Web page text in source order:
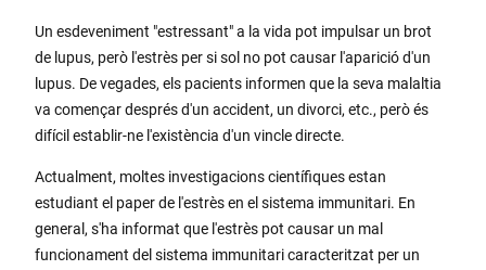
Un esdeveniment "estressant" a la vida pot impulsar un brot
de lupus, però l'estrès per si sol no pot causar l'aparició d'un
lupus. De vegades, els pacients informen que la seva malaltia
va començar després d'un accident, un divorci, etc., però és
difícil establir-ne l'existència d'un vincle directe.
Actualment, moltes investigacions científiques estan
estudiant el paper de l'estrès en el sistema immunitari. En
general, s'ha informat que l'estrès pot causar un mal
funcionament del sistema immunitari caracteritzat per un